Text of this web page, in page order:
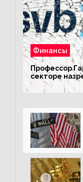
Финансы
Профессор
секторе